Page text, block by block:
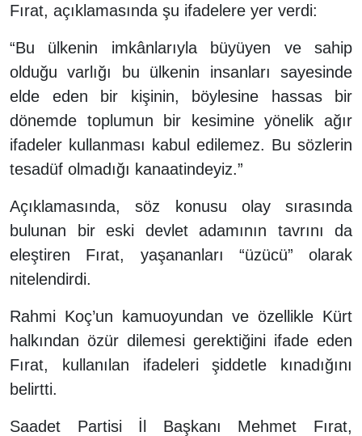
Fırat, açıklamasında şu ifadelere yer verdi:
“Bu ülkenin imkânlarıyla büyüyen ve sahip
olduğu varlığı bu ülkenin insanları sayesinde
elde eden bir kişinin, böylesine hassas bir
dönemde toplumun bir kesimine yönelik ağır
ifadeler kullanması kabul edilemez. Bu sözlerin
tesadüf olmadığı kanaatindeyiz.”
Açıklamasında, söz konusu olay sırasında
bulunan bir eski devlet adamının tavrını da
eleştiren Fırat, yaşananları “üzücü” olarak
nitelendirdi.
Rahmi Koç’un kamuoyundan ve özellikle Kürt
halkından özür dilemesi gerektiğini ifade eden
Fırat, kullanılan ifadeleri şiddetle kınadığını
belirtti.
Saadet Partisi İl Başkanı Mehmet Fırat,